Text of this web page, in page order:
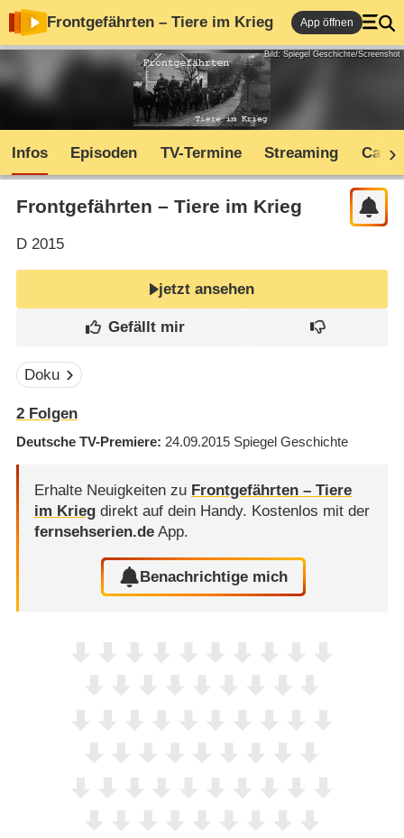
Frontgefährten – Tiere im Krieg App öffnen
Bild: Spiegel Geschichte/Screenshot
Infos Episoden TV-Termine Streaming Cast
Frontgefährten – Tiere im Krieg
D2015
jetzt ansehen
Doku
2Folgen
Deutsche TV-Premiere 24.09.2015 Spiegel Geschichte
Erhalte Neuigkeiten zu Frontgefährten – Tiere
im Kriegdirekt auf dein Handy. Kostenlos mit der
fernsehserien.deApp.
Benachrichtige mich